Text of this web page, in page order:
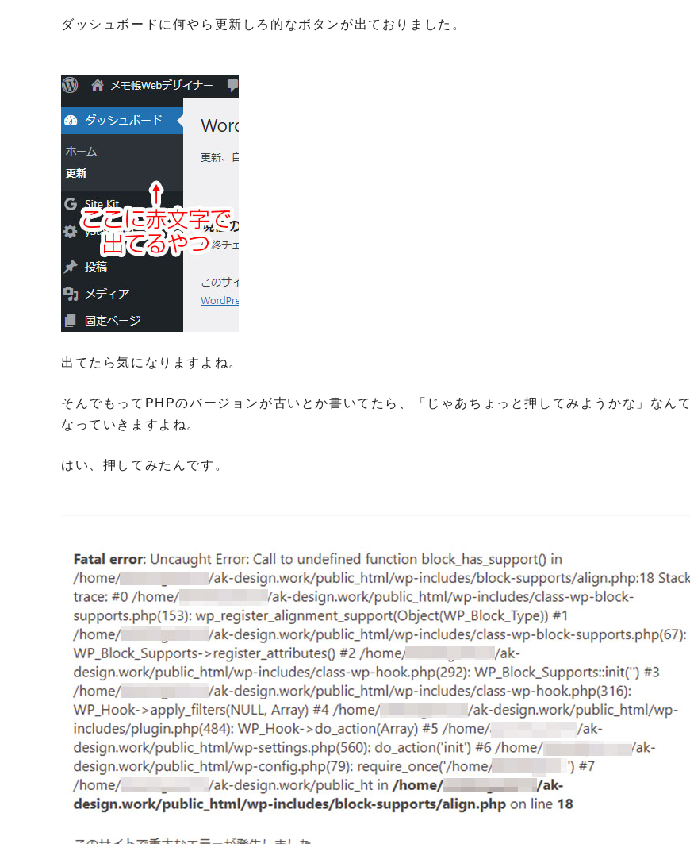
ダッシュボードに何やら更新しろ的なボタンが出ておりました。
出てたら気になりますよね。
そんでもってPHPのバージョンが古いとか書いてたら、「じゃあちょっと押してみようかな」なんて
なっていきますよね。
はい、押してみたんです。